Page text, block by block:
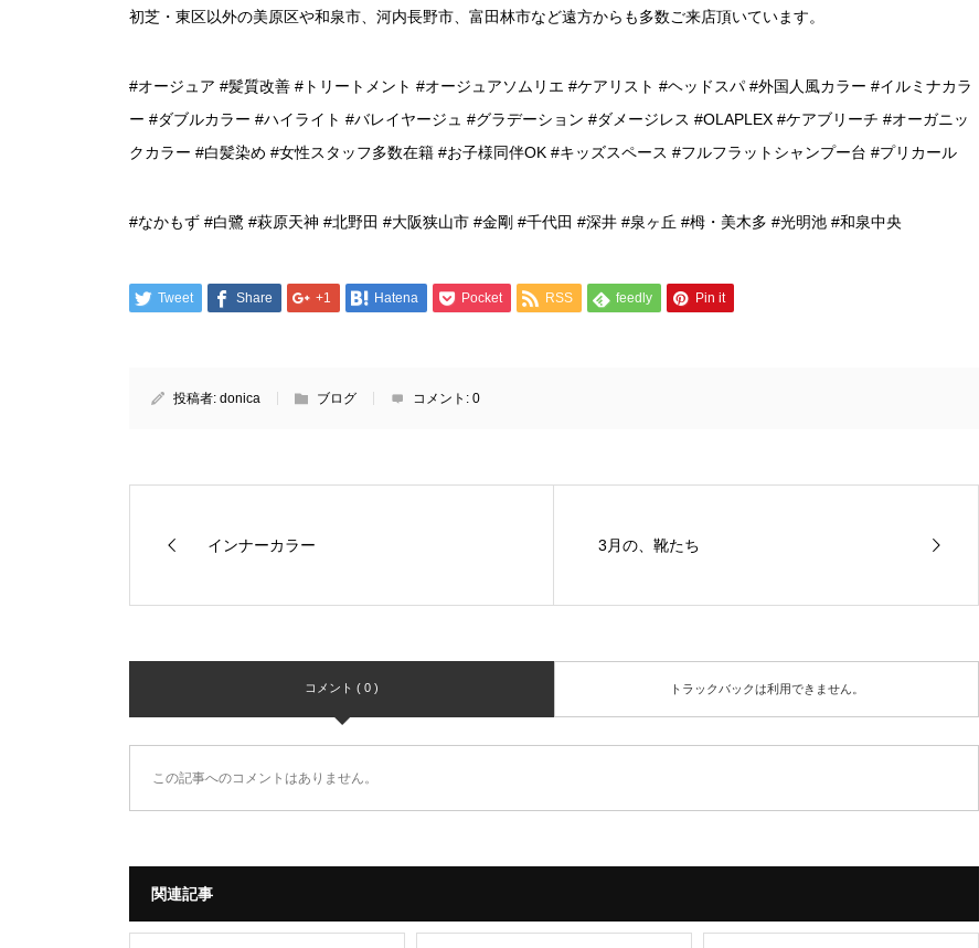
初芝・東区以外の美原区や和泉市、河内長野市、富田林市など遠方からも多数ご来店頂いています。
#オージュア #髪質改善 #トリートメント #オージュアソムリエ #ケアリスト #ヘッドスパ #外国人風カラー #イルミナカラ
ー #ダブルカラー #ハイライト #バレイヤージュ #グラデーション #ダメージレス #OLAPLEX #ケアブリーチ #オーガニッ
クカラー #白髪染め #女性スタッフ多数在籍 #お子様同伴OK #キッズスペース #フルフラットシャンプー台 #プリカール
#なかもず #白鷺 #萩原天神 #北野田 #大阪狭山市 #金剛 #千代田 #深井 #泉ヶ丘 #栂・美木多 #光明池 #和泉中央
Tweet Share +1 Hatena Pocket RSS feedly Pin it
投稿者: donica ブログ コメント: 0
インナーカラー 3月の、靴たち
コメント ( 0 ) トラックバックは利用できません。
この記事へのコメントはありません。
関連記事